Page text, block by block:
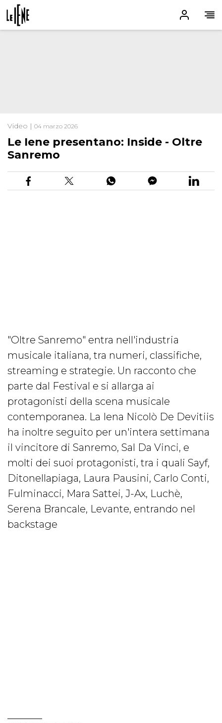
Video | 04 marzo 2026
Le Iene presentano: Inside - Oltre
Sanremo
"Oltre Sanremo" entra nell'industria
musicale italiana, tra numeri, classifiche,
streaming e strategie. Un racconto che
parte dal Festival e si allarga ai
protagonisti della scena musicale
contemporanea. La Iena Nicolò De Devitiis
ha inoltre seguito per un'intera settimana
il vincitore di Sanremo, Sal Da Vinci, e
molti dei suoi protagonisti, tra i quali Sayf,
Ditonellapiaga, Laura Pausini, Carlo Conti,
Fulminacci, Mara Sattei, J-Ax, Luchè,
Serena Brancale, Levante, entrando nel
backstage